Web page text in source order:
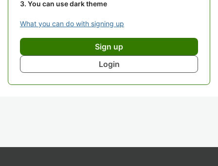
You can use dark theme
What you can do with signing up
Sign up
Login